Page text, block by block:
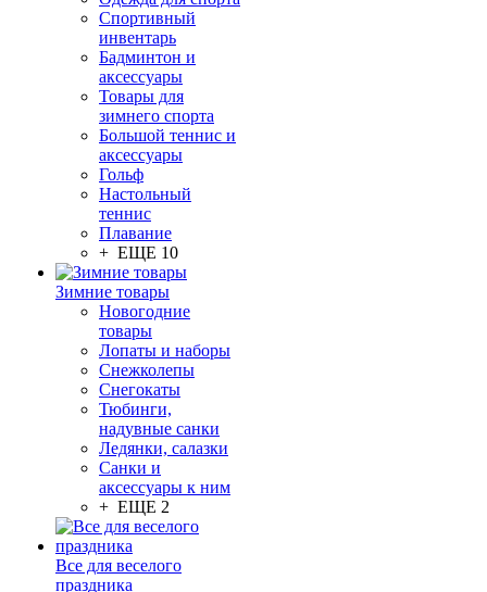
Спортивный
инвентарь
Бадминтон и
аксессуары
Товары для
зимнего спорта
Большой теннис и
аксессуары
Гольф
Настольный
теннис
Плавание
+ ЕЩЕ 10
Зимние товары
Новогодние
товары
Лопаты и наборы
Снежколепы
Снегокаты
Тюбинги,
надувные санки
Ледянки, салазки
Санки и
аксессуары к ним
+ ЕЩЕ 2
Все для веселого
праздника